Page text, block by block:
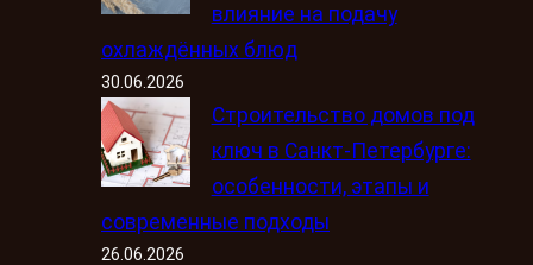
влияние на подачу
охлаждённых блюд
30.06.2026
Строительство домов под
ключ в Санкт-Петербурге:
особенности, этапы и
современные подходы
26.06.2026